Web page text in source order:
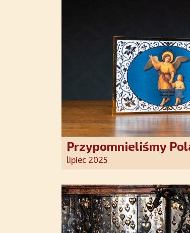
Przypomnieliśmy
Stróża!
lipiec 2025